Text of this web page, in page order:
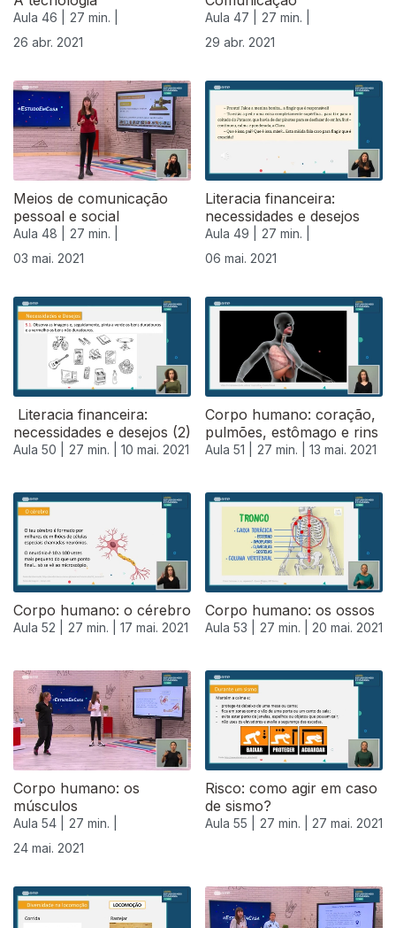
Aula 46 |
27 min. |
26 abr. 2021
Aula 47 |
27 min. |
29 abr. 2021
Meios de comunicação
pessoal e social
Aula 48 |
27 min. |
03 mai. 2021
Literacia financeira:
necessidades e desejos
Aula 49 |
27 min. |
06 mai. 2021
Literacia financeira:
necessidades e desejos (2)
Aula 50 | 27 min. | 10 mai. 2021
Corpo humano: coração,
pulmões, estômago e rins
Aula 51 | 27 min. | 13 mai. 2021
Corpo humano: o cérebro
Aula 52 | 27 min. | 17 mai. 2021
Corpo humano: os ossos
Aula 53 | 27 min. | 20 mai. 2021
Corpo humano: os
músculos
Aula 54 |
27 min. |
24 mai. 2021
Risco: como agir em caso
de sismo?
Aula 55 | 27 min. | 27 mai. 2021